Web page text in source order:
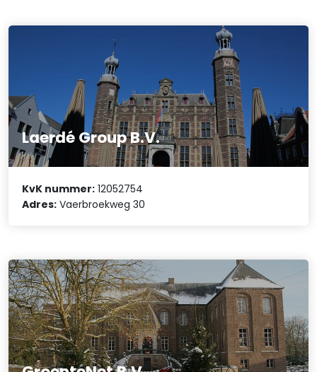
Laerdé Group B.V.
KvK nummer: 12052754
Adres: Vaerbroekweg 30